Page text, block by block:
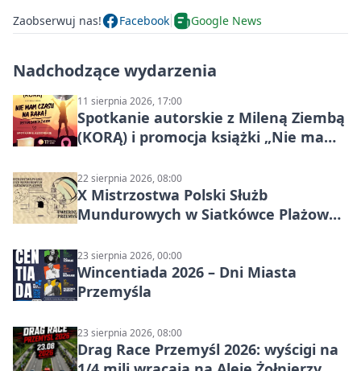
Zaobserwuj nas! Facebook Google News
Nadchodzące wydarzenia
11 sierpnia 2026, 17:00
Spotkanie autorskie z Mileną Ziembą
(KORĄ) i promocja książki „Nie mam
22 sierpnia 2026, 08:00
X Mistrzostwa Polski Służb
Mundurowych w Siatkówce Plażowej
23 sierpnia 2026, 00:00
Wincentiada 2026 – Dni Miasta
Przemyśla
23 sierpnia 2026, 08:00
Drag Race Przemyśl 2026: wyścigi na